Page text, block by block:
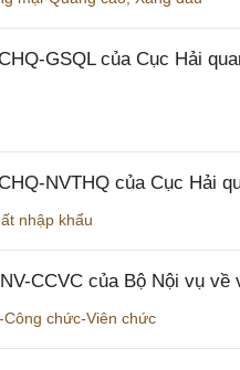
GSQL của Cục Hải
NVTHQ của Cục Hải
nhập khẩu
CCVC của Bộ Nội vụ
Công chức-Viên chức